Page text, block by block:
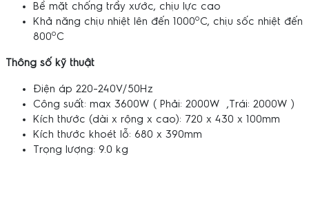
Bề mặt chống trầy xước, chịu lực cao
Khả năng chịu nhiệt lên đến 1000oC, chịu sốc nhiệt đến
800oC
Thông số kỹ thuật
Điện áp 220-240V/50Hz
Công suất: max 3600W ( Phải: 2000W ,Trái: 2000W )
Kích thước (dài x rộng x cao): 720 x 430 x 100mm
Kích thước khoét lỗ: 680 x 390mm
Trọng lượng: 9.0 kg